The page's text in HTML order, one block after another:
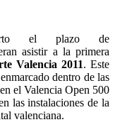
el plazo de
asistir a la primera
Valencia 2011. Este
dentro de las
el Valencia Open 500
las instalaciones de la
valenciana.